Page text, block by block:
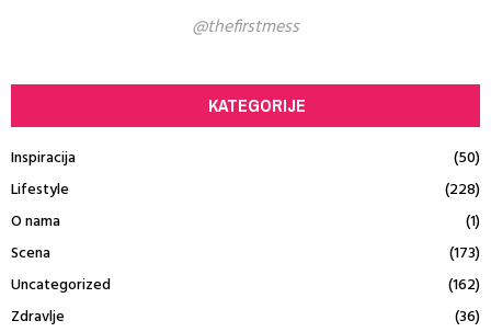
@thefirstmess
KATEGORIJE
Inspiracija
(50)
Lifestyle
(228)
O nama
(1)
Scena
(173)
Uncategorized
(162)
Zdravlje
(36)